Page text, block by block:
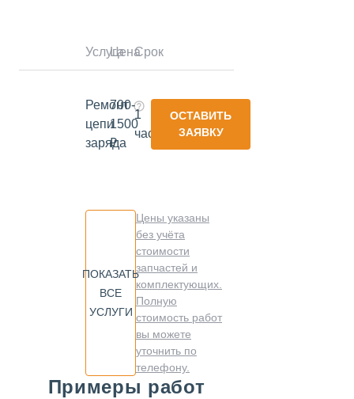
УслугаЦенаСрок
Ремонт
цепи
заряда
700-
1500
₽
1
час
ОСТАВИТЬ
ЗАЯВКУ
ПОКАЗАТЬ
ВСЕ
УСЛУГИ
Цены указаны
без учёта
стоимости
запчастей и
комплектующих.
Полную
стоимость работ
вы можете
уточнить по
телефону.
Примеры работ